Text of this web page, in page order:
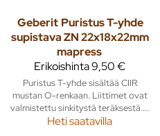
Geberit Puristus T-yhde
supistava ZN 22x18x22mm
mapress
Erikoishinta9,50 €
Puristus T-yhde sisältää CIIR
mustan O-renkaan. Liittimet ovat
valmistettu sinkitystä teräksestä....
Heti saatavilla